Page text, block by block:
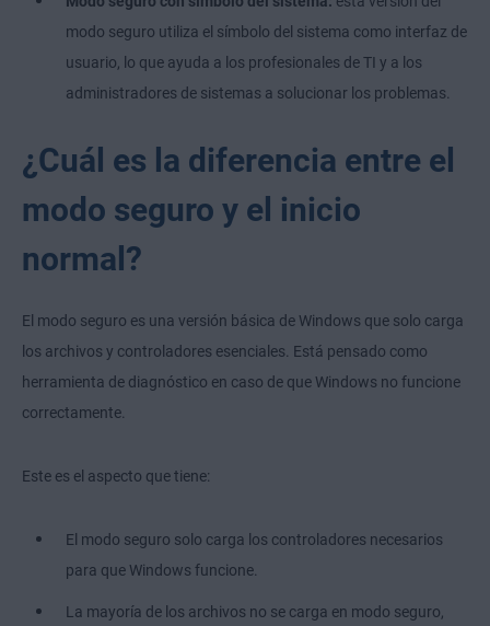
modo seguro utiliza el símbolo del sistema como interfaz de
usuario, lo que ayuda a los profesionales de TI y a los
administradores de sistemas a solucionar los problemas.
¿Cuál es la diferencia entre el
modo seguro y el inicio
normal?
El modo seguro es una versión básica de Windows que solo carga
los archivos y controladores esenciales. Está pensado como
herramienta de diagnóstico en caso de que Windows no funcione
correctamente.
Este es el aspecto que tiene:
El modo seguro solo carga los controladores necesarios
para que Windows funcione.
La mayoría de los archivos no se carga en modo seguro,